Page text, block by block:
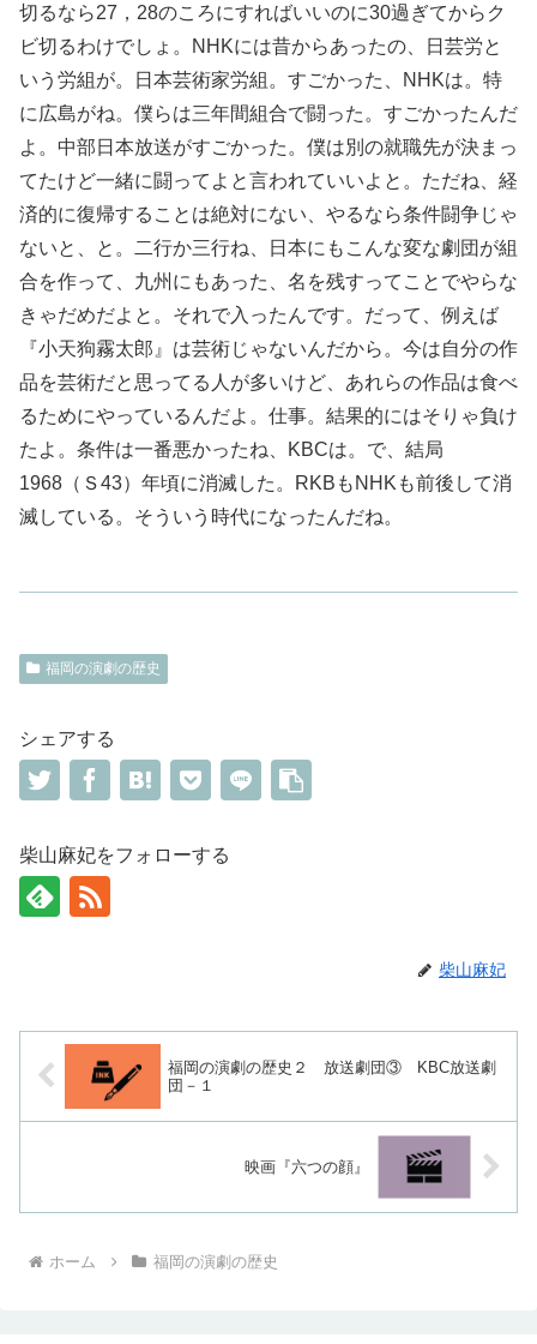
切るなら27，28のころにすればいいのに30過ぎてからク
ビ切るわけでしょ。NHKには昔からあったの、日芸労と
いう労組が。日本芸術家労組。すごかった、NHKは。特
に広島がね。僕らは三年間組合で闘った。すごかったんだ
よ。中部日本放送がすごかった。僕は別の就職先が決まっ
てたけど一緒に闘ってよと言われていいよと。ただね、経
済的に復帰することは絶対にない、やるなら条件闘争じゃ
ないと、と。二行か三行ね、日本にもこんな変な劇団が組
合を作って、九州にもあった、名を残すってことでやらな
きゃだめだよと。それで入ったんです。だって、例えば
『小天狗霧太郎』は芸術じゃないんだから。今は自分の作
品を芸術だと思ってる人が多いけど、あれらの作品は食べ
るためにやっているんだよ。仕事。結果的にはそりゃ負け
たよ。条件は一番悪かったね、KBCは。で、結局
1968（Ｓ43）年頃に消滅した。RKBもNHKも前後して消
滅している。そういう時代になったんだね。
福岡の演劇の歴史
シェアする
柴山麻妃をフォローする
柴山麻妃
福岡の演劇の歴史２ 放送劇団③ KBC放送劇
団－１
映画『六つの顔』
ホーム 福岡の演劇の歴史